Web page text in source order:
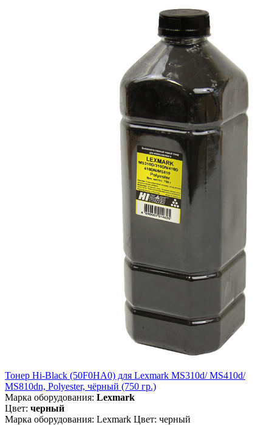
Тонер Hi-Black (50F0HA0) для Lexmark MS310d/ MS410d/
MS810dn, Polyester, чёрный (750 гр.)
Марка оборудования: Lexmark
Цвет: черный
Марка оборудования: Lexmark Цвет: черный